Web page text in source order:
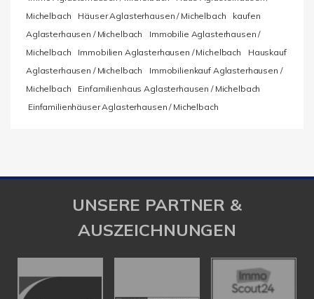
Michelbach
Häuser Aglasterhausen / Michelbach
kaufen
Aglasterhausen / Michelbach
Immobilie Aglasterhausen /
Michelbach
Immobilien Aglasterhausen / Michelbach
Hauskauf
Aglasterhausen / Michelbach
Immobilienkauf Aglasterhausen /
Michelbach
Einfamilienhaus Aglasterhausen / Michelbach
Einfamilienhäuser Aglasterhausen / Michelbach
UNSERE PARTNER &
AUSZEICHNUNGEN